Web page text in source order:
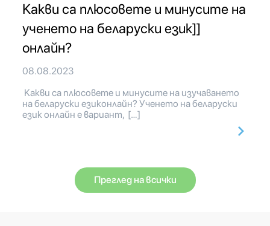
Какви са плюсовете и минусите на
ученето на беларуски език]]
онлайн?
08.08.2023
Какви са плюсовете и минусите на изучаването
на беларуски езиконлайн? Ученето на беларуски
език онлайн е вариант, […]
Преглед на всички